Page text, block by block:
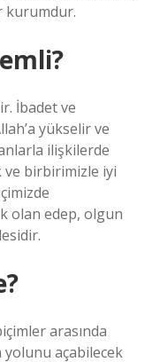
kurumdur.
İbadet ve
yükselir ve
ilişkilerde
ve birbirimizle iyi
olan edep, olgun
arasında
açabilecek